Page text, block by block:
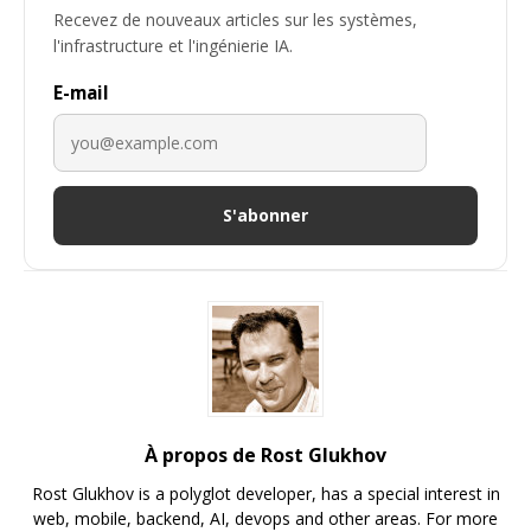
Recevez de nouveaux articles sur les systèmes,
l'infrastructure et l'ingénierie IA.
E-mail
S'abonner
À propos de Rost Glukhov
Rost Glukhov is a polyglot developer, has a special interest in
web, mobile, backend, AI, devops and other areas. For more